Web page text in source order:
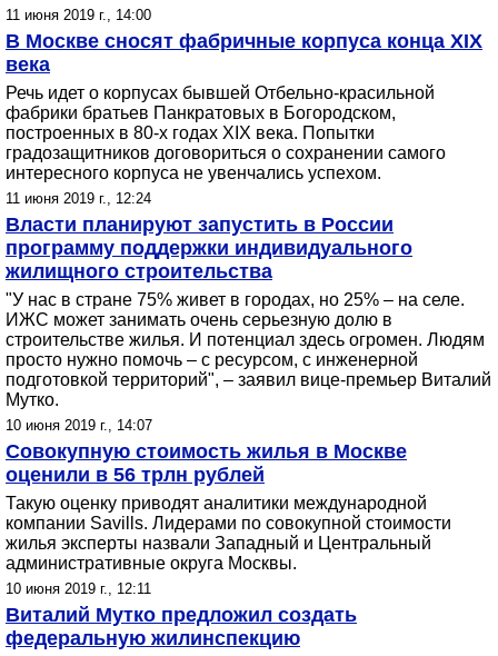
11 июня 2019 г., 14:00
В Москве сносят фабричные корпуса конца XIX
века
Речь идет о корпусах бывшей Отбельно-красильной
фабрики братьев Панкратовых в Богородском,
построенных в 80-х годах XIX века. Попытки
градозащитников договориться о сохранении самого
интересного корпуса не увенчались успехом.
11 июня 2019 г., 12:24
Власти планируют запустить в России
программу поддержки индивидуального
жилищного строительства
"У нас в стране 75% живет в городах, но 25% – на селе.
ИЖС может занимать очень серьезную долю в
строительстве жилья. И потенциал здесь огромен. Людям
просто нужно помочь – с ресурсом, с инженерной
подготовкой территорий", – заявил вице-премьер Виталий
Мутко.
10 июня 2019 г., 14:07
Совокупную стоимость жилья в Москве
оценили в 56 трлн рублей
Такую оценку приводят аналитики международной
компании Savills. Лидерами по совокупной стоимости
жилья эксперты назвали Западный и Центральный
административные округа Москвы.
10 июня 2019 г., 12:11
Виталий Мутко предложил создать
федеральную жилинспекцию